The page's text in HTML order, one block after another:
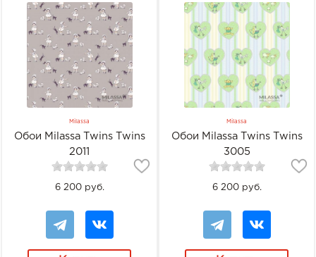
Milassa
Обои Milassa Twins Twins
2011
6 200 руб.
Milassa
Обои Milassa Twins Twins
3005
6 200 руб.